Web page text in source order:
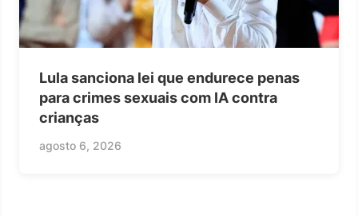
Lula sanciona lei que endurece penas
para crimes sexuais com IA contra
crianças
agosto 6, 2026